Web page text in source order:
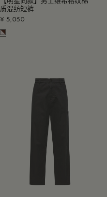
质混纺短裤
¥ 5,050